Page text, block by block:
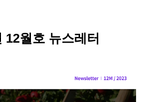
12월호 뉴스레터